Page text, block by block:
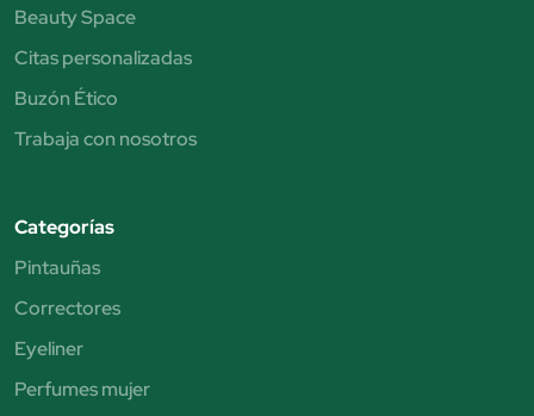
Beauty Space
Citas personalizadas
Buzón Ético
Trabaja con nosotros
Categorías
Pintauñas
Correctores
Eyeliner
Perfumes mujer